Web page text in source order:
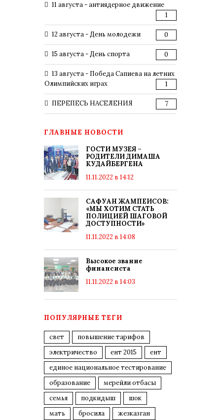
11 августа - антиядерное движение
1
12 августа - День молодежи 0
15 августа - День спорта 0
13 августа - Победа Сапиева на летних
Олимпийских играх
1
ПЕРЕПЕСЬ НАСЕЛЕНИЯ 7
ГЛАВНЫЕ НОВОСТИ
ГОСТИ МУЗЕЯ –
РОДИТЕЛИ ДИМАША
КУДАЙБЕРГЕНА
11.11.2022 в 14:12
САФУАН ЖАМПЕИСОВ:
«МЫ ХОТИМ СТАТЬ
ПОЛИЦИЕЙ ШАГОВОЙ
ДОСТУПНОСТИ»
11.11.2022 в 14:08
Высокое звание
финансиста
11.11.2022 в 14:03
ПОПУЛЯРНЫЕ ТЕГИ
свет
повышение тарифов
электричество
ент 2015
ент
единое национальное тестирование
образование
мерейли отбасы
семья
подкидыш
шок
мать
бросила жезказган